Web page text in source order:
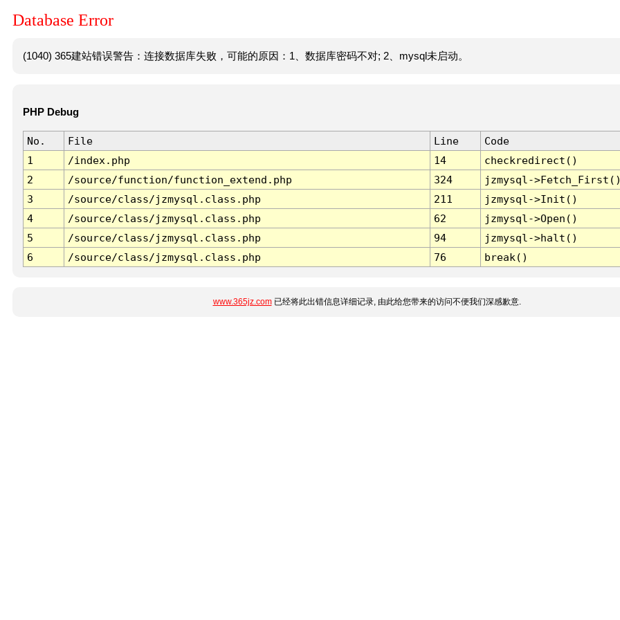
Database Error
(1040) 365建站错误警告：连接数据库失败，可能的原因：1、数据库密码不对; 2、mysql未启动。
PHP Debug
No. File Line
Code
1
/index.php 14
checkredirect()
2
/source/function/function_extend.php 324
jzmysql-
3
/source/class/jzmysql.class.php 211
jzmysql->Init()
4
/source/class/jzmysql.class.php 62
jzmysql->Open()
5
/source/class/jzmysql.class.php 94
jzmysql->halt()
6
/source/class/jzmysql.class.php 76 break()
www.365jz.com已经将此出错信息详细记录, 由此给您带来的访问不便我们深感歉意.